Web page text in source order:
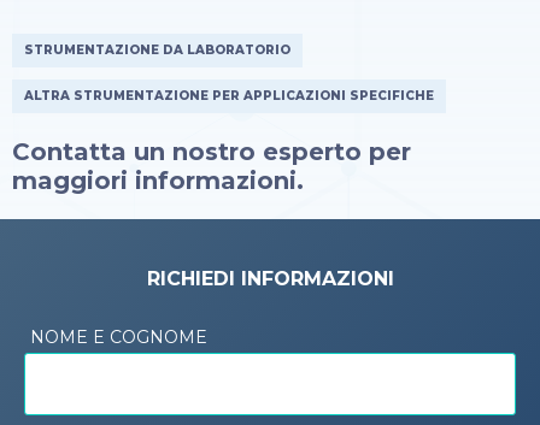
STRUMENTAZIONE DA LABORATORIO
ALTRA STRUMENTAZIONE PER APPLICAZIONI SPECIFICHE
Contatta un nostro esperto per
maggiori informazioni.
RICHIEDI INFORMAZIONI
NOME E COGNOME